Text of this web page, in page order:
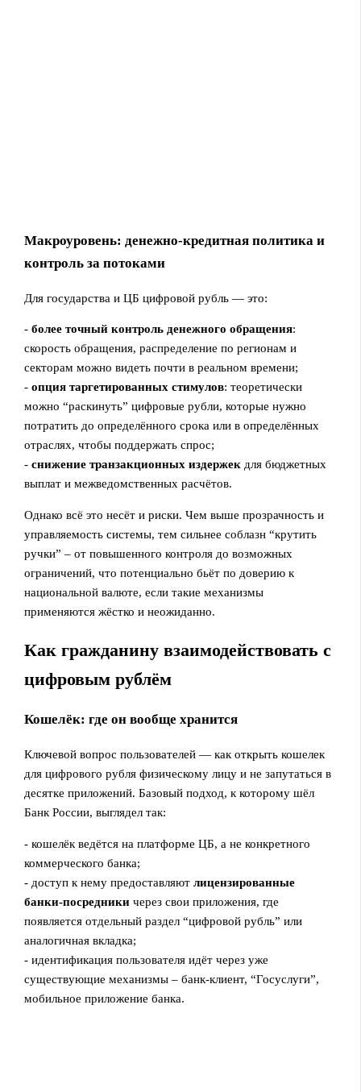
Макроуровень: денежно‑кредитная политика и
контроль за потоками
Для государства и ЦБ цифровой рубль — это:
-более точный контроль денежного обращения:
скорость обращения, распределение по регионам и
секторам можно видеть почти в реальном времени;
-опция таргетированных стимулов: теоретически
можно “раскинуть” цифровые рубли, которые нужно
потратить до определённого срока или в определённых
отраслях, чтобы поддержать спрос;
-снижение транзакционных издержек для бюджетных
выплат и межведомственных расчётов.
Однако всё это несёт и риски. Чем выше прозрачность и
управляемость системы, тем сильнее соблазн “крутить
ручки” – от повышенного контроля до возможных
ограничений, что потенциально бьёт по доверию к
национальной валюте, если такие механизмы
применяются жёстко и неожиданно.
Как гражданину взаимодействовать с
цифровым рублём
Кошелёк: где он вообще хранится
Ключевой вопрос пользователей — как открыть кошелек
для цифрового рубля физическому лицу и не запутаться в
десятке приложений. Базовый подход, к которому шёл
Банк России, выглядел так:
- кошелёк ведётся на платформе ЦБ, а не конкретного
коммерческого банка;
- доступ к нему предоставляютлицензированные
банки‑посредники через свои приложения, где
появляется отдельный раздел “цифровой рубль” или
аналогичная вкладка;
- идентификация пользователя идёт через уже
существующие механизмы – банк‑клиент, “Госуслуги”,
мобильное приложение банка.